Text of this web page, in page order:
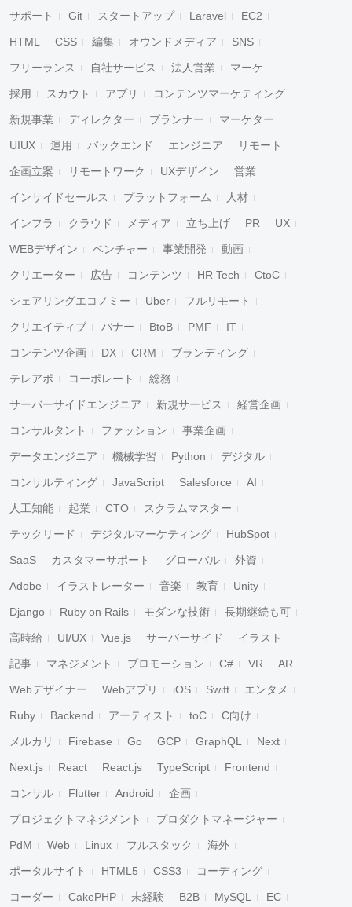
サポート Git スタートアップ Laravel EC2
HTML CSS 編集 オウンドメディア SNS
フリーランス 自社サービス 法人営業 マーケ
採用 スカウト アプリ コンテンツマーケティング
新規事業 ディレクター プランナー マーケター
UIUX 運用 バックエンド エンジニア リモート
企画立案 リモートワーク UXデザイン 営業
インサイドセールス プラットフォーム 人材
インフラ クラウド メディア 立ち上げ PR UX
WEBデザイン ベンチャー 事業開発 動画
クリエーター 広告 コンテンツ HR Tech CtoC
シェアリングエコノミー Uber フルリモート
クリエイティブ バナー BtoB PMF IT
コンテンツ企画 DX CRM ブランディング
テレアポ コーポレート 総務
サーバーサイドエンジニア 新規サービス 経営企画
コンサルタント ファッション 事業企画
データエンジニア 機械学習 Python デジタル
コンサルティング JavaScript Salesforce AI
人工知能 起業 CTO スクラムマスター
テックリード デジタルマーケティング HubSpot
SaaS カスタマーサポート グローバル 外資
Adobe イラストレーター 音楽 教育 Unity
Django Ruby on Rails モダンな技術 長期継続も可
高時給 UI/UX Vue.js サーバーサイド イラスト
記事 マネジメント プロモーション C# VR AR
Webデザイナー Webアプリ iOS Swift エンタメ
Ruby Backend アーティスト toC C向け
メルカリ Firebase Go GCP GraphQL Next
Next.js React React.js TypeScript Frontend
コンサル Flutter Android 企画
プロジェクトマネジメント プロダクトマネージャー
PdM Web Linux フルスタック 海外
ポータルサイト HTML5 CSS3 コーディング
コーダー CakePHP 未経験 B2B MySQL EC